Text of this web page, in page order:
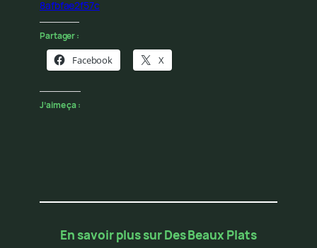
8afbfae2f57c
Partager :
Facebook X
J’aime ça :
En savoir plus sur Des Beaux Plats